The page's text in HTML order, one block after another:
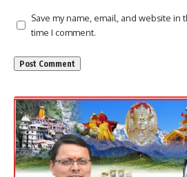
Save my name, email, and website in
time I comment.